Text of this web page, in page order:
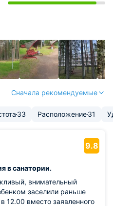
Сначала рекомендуемые
33 Расположение31
9.8
в санатории.
внимательный
заселили раньше
12.00 вместо заявленного